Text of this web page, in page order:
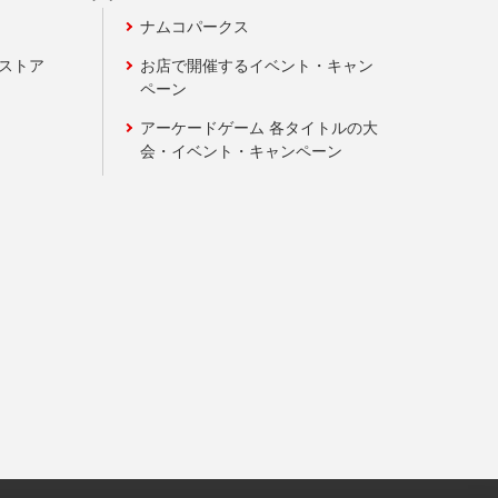
トア
ナムコパークス
お店で開催するイベント・キャン
ペーン
アーケードゲーム 各タイトルの大
会・イベント・キャンペーン